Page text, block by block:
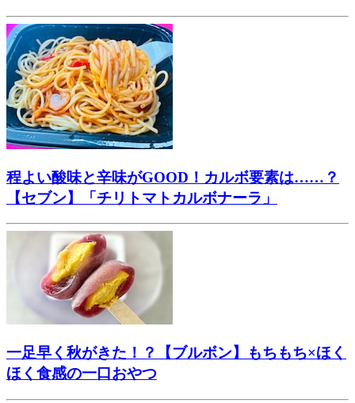
程よい酸味と辛味がGOOD！カルボ要素は……？
【セブン】「チリトマトカルボナーラ」
一足早く秋がきた！？【ブルボン】もちもち×ほく
ほく食感の一口おやつ